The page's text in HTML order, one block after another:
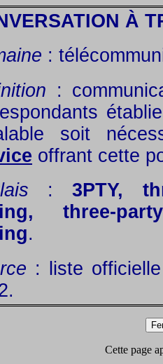
À
:
:
soit
offrant cette
:3PTY,
three-
.
: liste
Cette page